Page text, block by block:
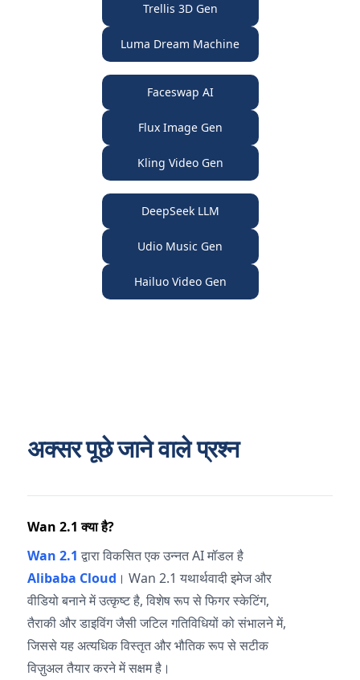
Trellis 3D Gen
Luma Dream Machine
Faceswap AI
Flux Image Gen
Kling Video Gen
DeepSeek LLM
Udio Music Gen
Hailuo Video Gen
अक्सर पूछे जाने वाले प्रश्न
Wan 2.1 क्या है?
Wan 2.1 द्वारा विकसित एक उन्नत AI मॉडल है
Alibaba Cloud । Wan 2.1 यथार्थवादी इमेज और
वीडियो बनाने में उत्कृष्ट है, विशेष रूप से फिगर स्केटिंग,
तैराकी और डाइविंग जैसी जटिल गतिविधियों को संभालने में,
जिससे यह अत्यधिक विस्तृत और भौतिक रूप से सटीक
विज़ुअल तैयार करने में सक्षम है।